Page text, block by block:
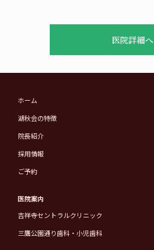
医院詳細へ
ホーム
湖秋会の特徴
院長紹介
採用情報
ご予約
医院案内
吉祥寺セントラルクリニック
三鷹公園通り歯科・小児歯科